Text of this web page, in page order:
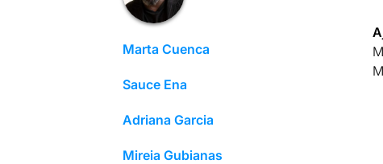
Marta Cuenca
Sauce Ena
Adriana Garcia
Mireia Gubianas